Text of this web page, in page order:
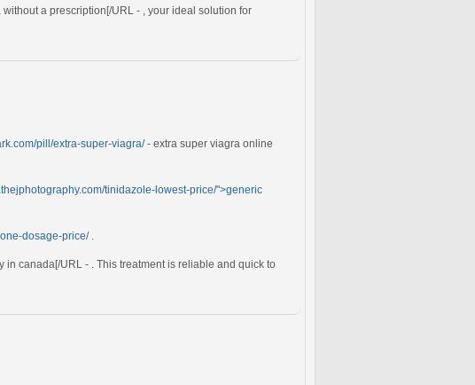
a prescription[/URL - , your ideal solution for
pill/extra-super-viagra/- extra super viagra online
tinidazole-lowest-price/">generic
dosage-price/.
in canada[/URL - . This treatment is reliable and quick to